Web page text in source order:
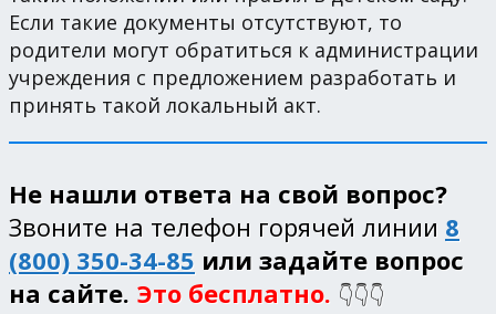
Если такие документы отсутствуют, то
родители могут обратиться к администрации
учреждения с предложением разработать и
принять такой локальный акт.
Не нашли ответа на свой вопрос?
Звоните на телефон горячей линии 8
(800) 350-34-85 или задайте вопрос
на сайте. Это бесплатно. 👇👇👇